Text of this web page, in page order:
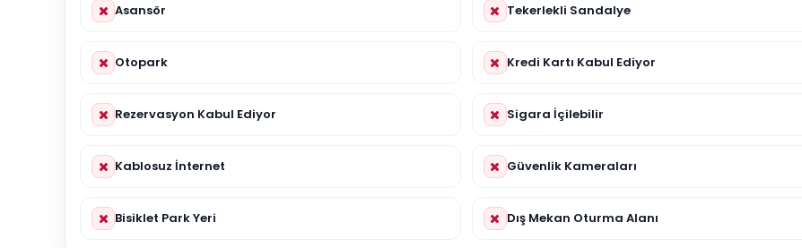
Asansör Tekerlekli Sandalye
Otopark Kredi Kartı Kabul Ediyor
Rezervasyon Kabul Ediyor Sigara İçilebilir
Kablosuz İnternet Güvenlik Kameraları
Bisiklet Park Yeri Dış Mekan Oturma Alanı